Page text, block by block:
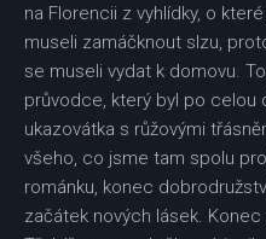
na Florencii z vyhlídky, o
museli zamáčknout slzu,
se museli vydat k domovu.
průvodce, který byl po celou
ukazovátka s růžovými
všeho, co jsme tam spolu
románku, konec
začátek nových lásek.